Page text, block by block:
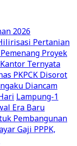
2026
Pertanian
Proyek
Ternyata
PKPCK Disorot
Diancam
Lampung-1
Era Baru
Pembangunan
Gaji PPPK,